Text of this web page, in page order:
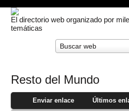
El directorio web organizado por
temáticas
Buscar web
Resto del Mundo
Enviar enlace Últimos